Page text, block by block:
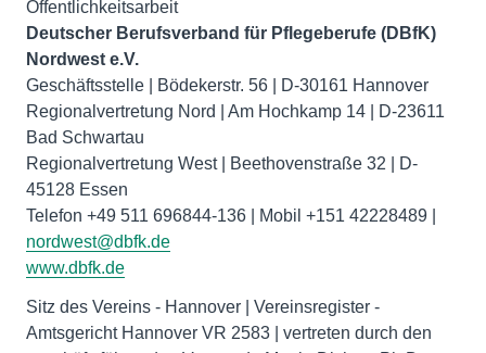
Deutscher Berufsverband für Pflegeberufe (DBfK)
Nordwest e.V.
Geschäftsstelle | Bödekerstr. 56 | D-30161 Hannover
Regionalvertretung Nord | Am Hochkamp 14 | D-23611
Bad Schwartau
Regionalvertretung West | Beethovenstraße 32 | D-
45128 Essen
Telefon +49 511 696844-136 | Mobil +151 42228489 |
nordwest@dbfk.de
www.dbfk.de
Sitz des Vereins - Hannover | Vereinsregister -
Amtsgericht Hannover VR 2583 | vertreten durch den